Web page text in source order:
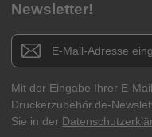
Titel**
E-Mail-Adresse
Ihr Passwort
Newsletter!
Newsletter E-Mail Adresse
Mit der Eingabe Ihrer E-
Druckerzubehör.de-
Sie in der